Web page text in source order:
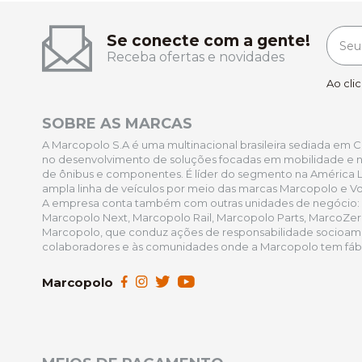
Se conecte com a gente!
Receba ofertas e novidades
Ao
SOBRE AS MARCAS
A Marcopolo S.A é uma multinacional brasileira sediada em
no desenvolvimento de soluções focadas em mobilidade e
de ônibus e componentes. É líder do segmento na América
ampla linha de veículos por meio das marcas Marcopolo e
A empresa conta também com outras unidades de
Marcopolo Next, Marcopolo Rail, Marcopolo Parts,
Marcopolo, que conduz ações de responsabilidade
colaboradores e às comunidades onde a Marcopolo tem
Marcopolo